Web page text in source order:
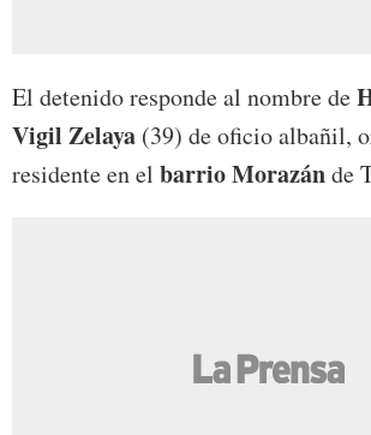
El detenido responde al nombre de
Vigil Zelaya (39) de oficio albañil,
residente en el barrio Morazánde